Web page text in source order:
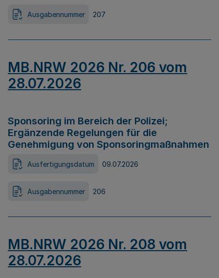
Ausgabennummer 207
MB.NRW 2026 Nr. 206 vom
28.07.2026
Sponsoring im Bereich der Polizei;
Ergänzende Regelungen für die
Genehmigung von Sponsoringmaßnahmen
Ausfertigungsdatum 09.07.2026
Ausgabennummer 206
MB.NRW 2026 Nr. 208 vom
28.07.2026